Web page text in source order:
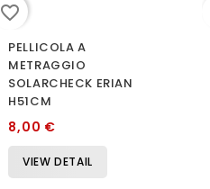
favorite_border
PELLICOLA A
METRAGGIO
SOLARCHECK ERIAN
H51CM
8,00 €
VIEW DETAIL